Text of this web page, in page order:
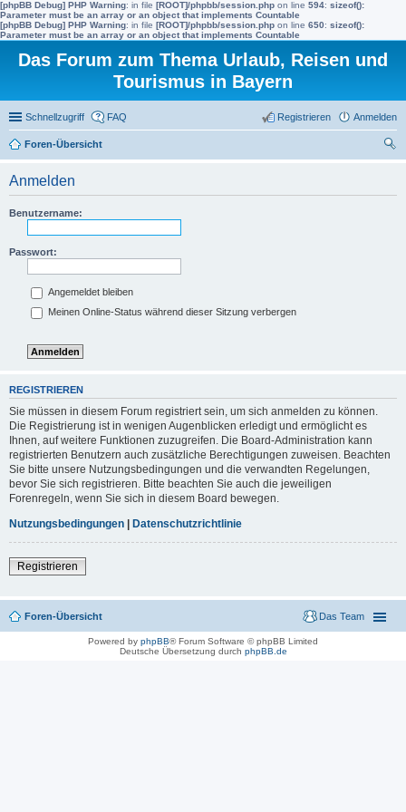
[phpBB Debug] PHP Warning: in file [ROOT]/phpbb/session.php on line 594: sizeof():
Parameter must be an array or an object that implements Countable
[phpBB Debug] PHP Warning: in file [ROOT]/phpbb/session.php on line 650: sizeof():
Parameter must be an array or an object that implements Countable
Das Forum zum Thema Urlaub, Reisen und
Tourismus in Bayern
Schnellzugriff FAQ Anmelden
Registrieren
Foren-Übersicht
Anmelden
Benutzername:
Passwort:
Angemeldet bleiben
Meinen Online-Status während dieser Sitzung verbergen
REGISTRIEREN
Sie müssen in diesem Forum registriert sein, um sich anmelden zu können.
Die Registrierung ist in wenigen Augenblicken erledigt und ermöglicht es
Ihnen, auf weitere Funktionen zuzugreifen. Die Board-Administration kann
registrierten Benutzern auch zusätzliche Berechtigungen zuweisen. Beachten
Sie bitte unsere Nutzungsbedingungen und die verwandten Regelungen,
bevor Sie sich registrieren. Bitte beachten Sie auch die jeweiligen
Forenregeln, wenn Sie sich in diesem Board bewegen.
Nutzungsbedingungen | Datenschutzrichtlinie
Registrieren
Foren-Übersicht Das Team
Powered by phpBB® Forum Software © phpBB Limited
Deutsche Übersetzung durch phpBB.de